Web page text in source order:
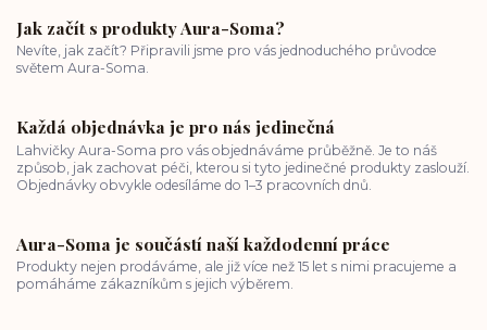
Jak začít s produkty Aura-Soma?
Nevíte, jak začít? Připravili jsme pro vás jednoduchého průvodce
světem Aura-Soma.
Každá objednávka je pro nás jedinečná
Lahvičky Aura-Soma pro vás objednáváme průběžně. Je to náš
způsob, jak zachovat péči, kterou si tyto jedinečné produkty zaslouží.
Objednávky obvykle odesíláme do 1–3 pracovních dnů.
Aura-Soma je součástí naší každodenní práce
Produkty nejen prodáváme, ale již více než 15 let s nimi pracujeme a
pomáháme zákazníkům s jejich výběrem.